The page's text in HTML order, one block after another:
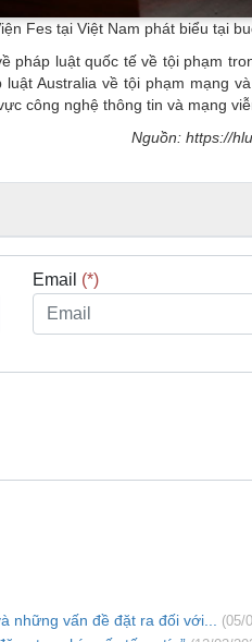
Fes tại Việt Nam phát biểu tại
pháp luật quốc tế về tội phạm
Australia về tội phạm mạng
công nghệ thông tin và mạng
Nguồn: https://
Email (*)
những vấn đề đặt ra đối với... (05/